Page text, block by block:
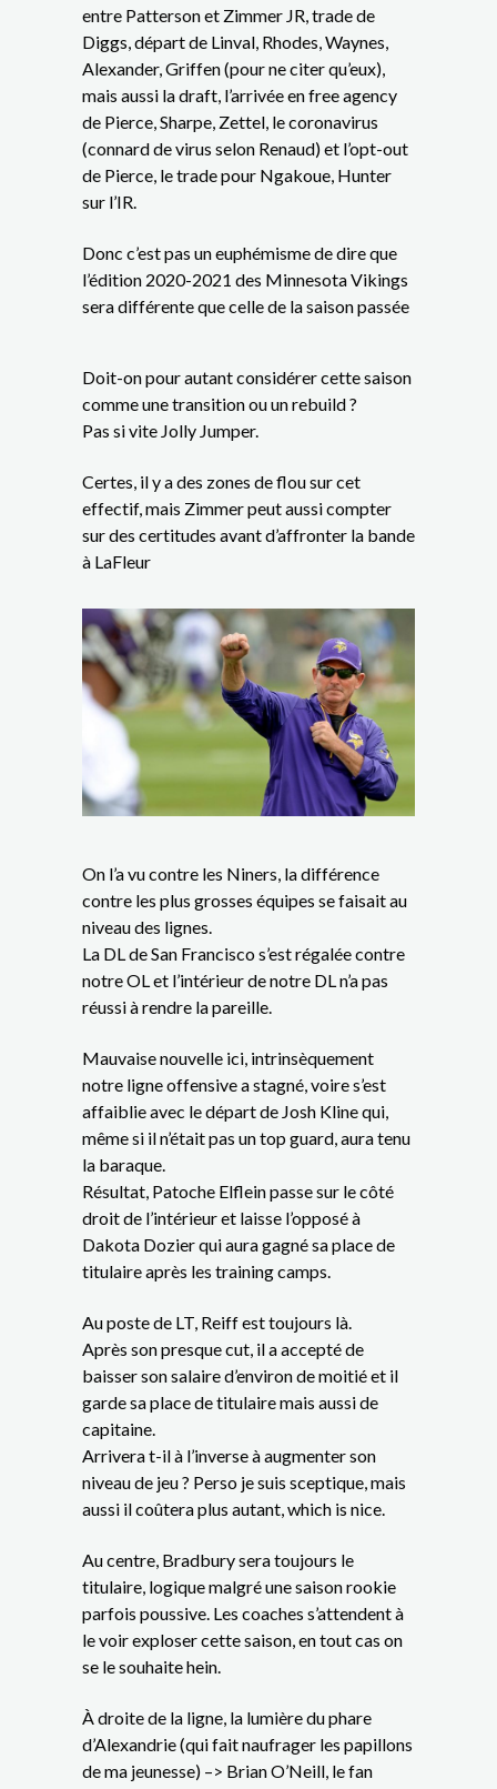
entre Patterson et Zimmer JR, trade de
Diggs, départ de Linval, Rhodes, Waynes,
Alexander, Griffen (pour ne citer qu’eux),
mais aussi la draft, l’arrivée en free agency
de Pierce, Sharpe, Zettel, le coronavirus
(connard de virus selon Renaud) et l’opt-out
de Pierce, le trade pour Ngakoue, Hunter
sur l’IR.
Donc c’est pas un euphémisme de dire que
l’édition 2020-2021 des Minnesota Vikings
sera différente que celle de la saison passée
Doit-on pour autant considérer cette saison
comme une transition ou un rebuild ?
Pas si vite Jolly Jumper.
Certes, il y a des zones de flou sur cet
effectif, mais Zimmer peut aussi compter
sur des certitudes avant d’affronter la bande
à LaFleur
On l’a vu contre les Niners, la différence
contre les plus grosses équipes se faisait au
niveau des lignes.
La DL de San Francisco s’est régalée contre
notre OL et l’intérieur de notre DL n’a pas
réussi à rendre la pareille.
Mauvaise nouvelle ici, intrinsèquement
notre ligne offensive a stagné, voire s’est
affaiblie avec le départ de Josh Kline qui,
même si il n’était pas un top guard, aura tenu
la baraque.
Résultat, Patoche Elflein passe sur le côté
droit de l’intérieur et laisse l’opposé à
Dakota Dozier qui aura gagné sa place de
titulaire après les training camps.
Au poste de LT, Reiff est toujours là.
Après son presque cut, il a accepté de
baisser son salaire d’environ de moitié et il
garde sa place de titulaire mais aussi de
capitaine.
Arrivera t-il à l’inverse à augmenter son
niveau de jeu ? Perso je suis sceptique, mais
aussi il coûtera plus autant, which is nice.
Au centre, Bradbury sera toujours le
titulaire, logique malgré une saison rookie
parfois poussive. Les coaches s’attendent à
le voir exploser cette saison, en tout cas on
se le souhaite hein.
À droite de la ligne, la lumière du phare
d’Alexandrie (qui fait naufrager les papillons
de ma jeunesse) –> Brian O’Neill, le fan